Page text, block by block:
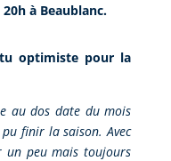
à Beaublanc.
tu optimiste pour la
au dos date du mois
pu finir la saison. Avec
un peu mais toujours